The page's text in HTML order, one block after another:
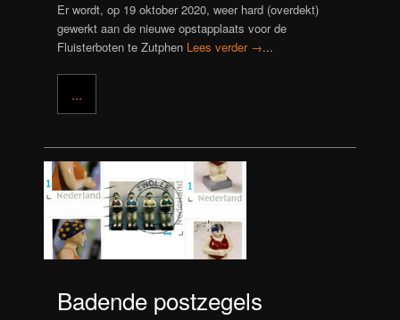
Er wordt, op 19 oktober 2020, weer hard (overdekt)
gewerkt aan de nieuwe opstapplaats voor de
Fluisterboten te Zutphen Lees verder →...
...
Badende postzegels